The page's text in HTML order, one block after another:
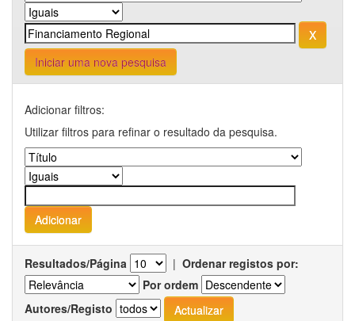
Iniciar uma nova pesquisa
Adicionar filtros:
Utilizar filtros para refinar o resultado da pesquisa.
Resultados/Página | Ordenar registos por:
Por ordem
Autores/Registo